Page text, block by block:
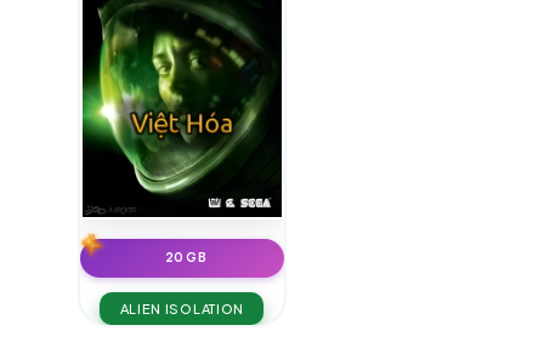
20 GB
ALIEN ISOLATION